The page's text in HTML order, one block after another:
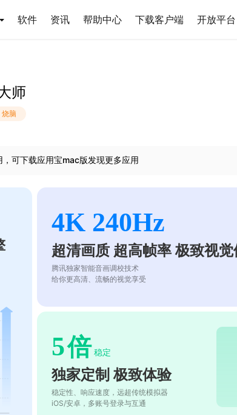
软件 资讯 帮助中心 下载客户端 开放平台
师
烧脑
可下载应用宝mac版发现更多应用
4K 240Hz
超清画质 超高帧率 极致视
腾讯独家智能音画调校技术
给你更高清、流畅的视觉享受
5倍 稳定
独家定制 极致体验
稳定性、响应速度，远超传统模拟器
iOS/安卓，多账号登录与互通